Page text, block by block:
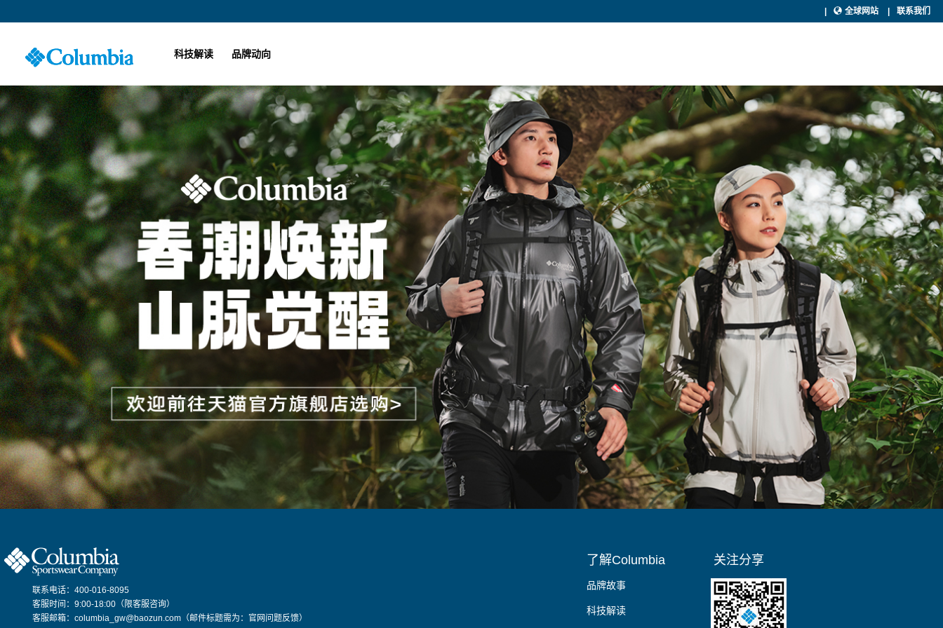
全球网站 联系我们
科技解读 品牌动向
联系电话：400-016-8095
客服时间：9:00-18:00（限客服咨询）
客服邮箱：columbia_gw@baozun.com（邮件标题需为：官网问题反馈）
了解Columbia
品牌故事
科技解读
关注分享